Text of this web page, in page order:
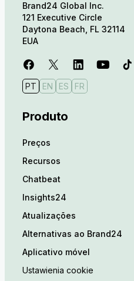
Brand24 Global Inc.
121 Executive Circle
Daytona Beach, FL 32114
EUA
PT EN ES FR
Produto
Preços
Recursos
Chatbeat
Insights24
Atualizações
Alternativas ao Brand24
Aplicativo móvel
Ustawienia cookie